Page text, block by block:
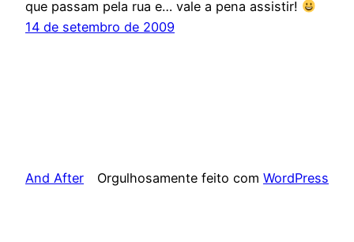
que passam pela rua e… vale a pena assistir!
14 de setembro de 2009
And After Orgulhosamente feito com WordPress